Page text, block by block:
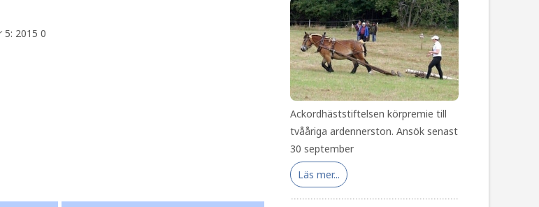
5: 2015 0
Ackordhäststiftelsen körpremie till
tvååriga ardennerston. Ansök senast
30 september
Läs mer...